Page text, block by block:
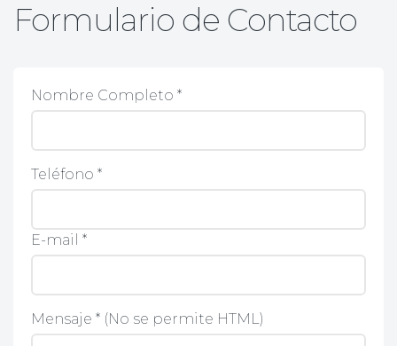
Formulario de Contacto
Nombre Completo *
Teléfono *
E-mail *
Mensaje * (No se permite HTML)